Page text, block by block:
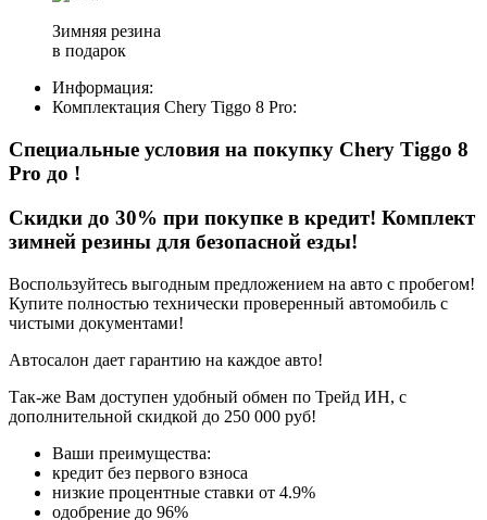
Зимняя резина
в подарок
Информация:
Комплектация Chery Tiggo 8 Pro:
Специальные условия на покупку Chery Tiggo 8
Pro до !
Скидки до 30% при покупке в кредит! Комплект
зимней резины для безопасной езды!
Воспользуйтесь выгодным предложением на авто с пробегом!
Купите полностью технически проверенный автомобиль с
чистыми документами!
Автосалон дает гарантию на каждое авто!
Так-же Вам доступен удобный обмен по Трейд ИН, с
дополнительной скидкой до 250 000 руб!
Ваши преимущества:
кредит без первого взноса
низкие процентные ставки от 4.9%
одобрение до 96%